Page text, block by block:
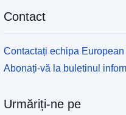
Contact
Contactați echipa European
Abonați-vă la buletinul
Urmăriți-ne pe